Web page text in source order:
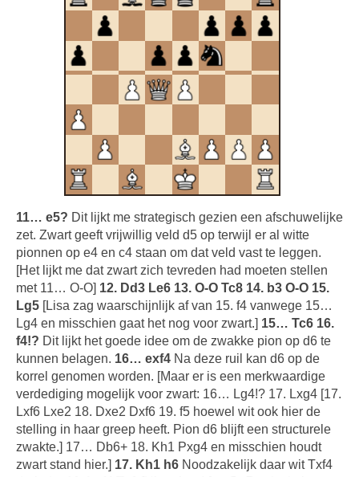
11… e5? Dit lijkt me strategisch gezien een afschuwelijke
zet. Zwart geeft vrijwillig veld d5 op terwijl er al witte
pionnen op e4 en c4 staan om dat veld vast te leggen.
[Het lijkt me dat zwart zich tevreden had moeten stellen
met 11… O-O] 12. Dd3 Le6 13. O-O Tc8 14. b3 O-O 15.
Lg5 [Lisa zag waarschijnlijk af van 15. f4 vanwege 15…
Lg4 en misschien gaat het nog voor zwart.] 15… Tc6 16.
f4!? Dit lijkt het goede idee om de zwakke pion op d6 te
kunnen belagen. 16… exf4 Na deze ruil kan d6 op de
korrel genomen worden. [Maar er is een merkwaardige
verdediging mogelijk voor zwart: 16… Lg4!? 17. Lxg4 [17.
Lxf6 Lxe2 18. Dxe2 Dxf6 19. f5 hoewel wit ook hier de
stelling in haar greep heeft. Pion d6 blijft een structurele
zwakte.] 17… Db6+ 18. Kh1 Pxg4 en misschien houdt
zwart stand hier.] 17. Kh1 h6 Noodzakelijk daar wit Txf4